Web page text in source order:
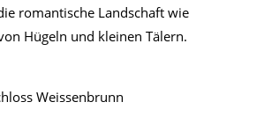
romantische Landschaft wie
Hügeln und kleinen Tälern.
Weissenbrunn